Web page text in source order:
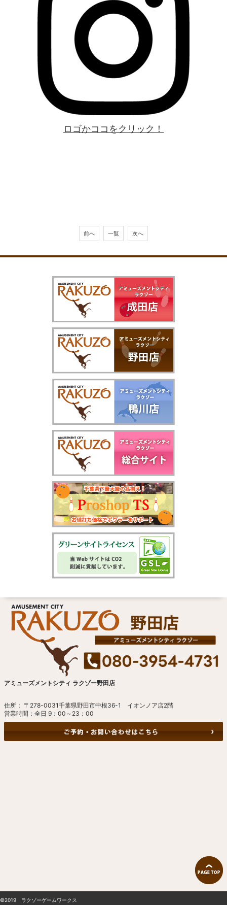
ロゴかココをクリック！
前へ 一覧 次へ
アミューズメントシティ ラクゾー野田店
住所： 〒278-0031千葉県野田市中根36-1 イオンノア店2階
営業時間：全日 9：00～23：00
©2019 ラクゾーゲームワークス